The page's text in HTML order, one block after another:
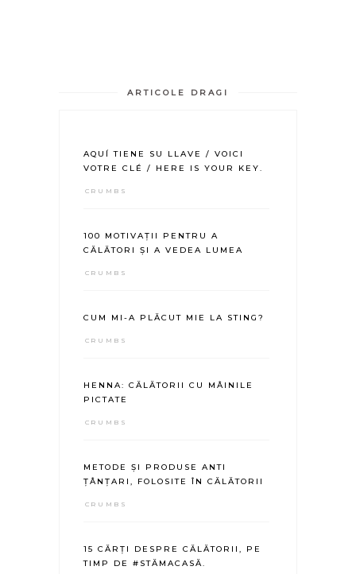
ARTICOLE DRAGI
AQUÍ TIENE SU LLAVE / VOICI
VOTRE CLÉ / HERE IS YOUR KEY.
CRUMBS
100 MOTIVAȚII PENTRU A
CĂLĂTORI ȘI A VEDEA LUMEA
CRUMBS
CUM MI-A PLĂCUT MIE LA STING?
CRUMBS
HENNA: CĂLĂTORII CU MÂINILE
PICTATE
CRUMBS
METODE ȘI PRODUSE ANTI
ȚÂNȚARI, FOLOSITE ÎN CĂLĂTORII
CRUMBS
15 CĂRȚI DESPRE CĂLĂTORII, PE
TIMP DE #STĂMACASĂ.